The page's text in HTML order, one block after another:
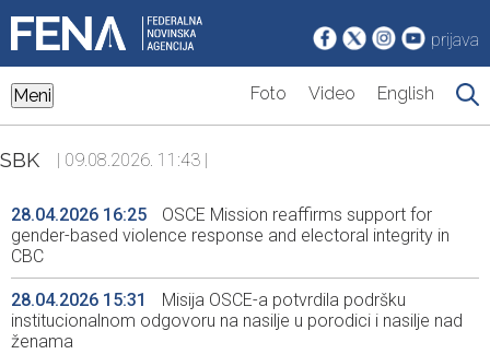
prijava
Meni Foto Video English
SBK | 09.08.2026. 11:43 |
28.04.2026 16:25
OSCE Mission reaffirms support for
gender-based violence response and electoral integrity in
CBC
28.04.2026 15:31
Misija OSCE-a potvrdila podršku
institucionalnom odgovoru na nasilje u porodici i nasilje nad
ženama